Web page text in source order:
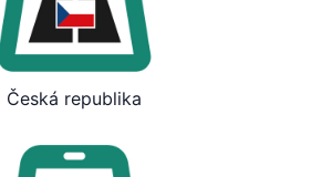
Česká republika